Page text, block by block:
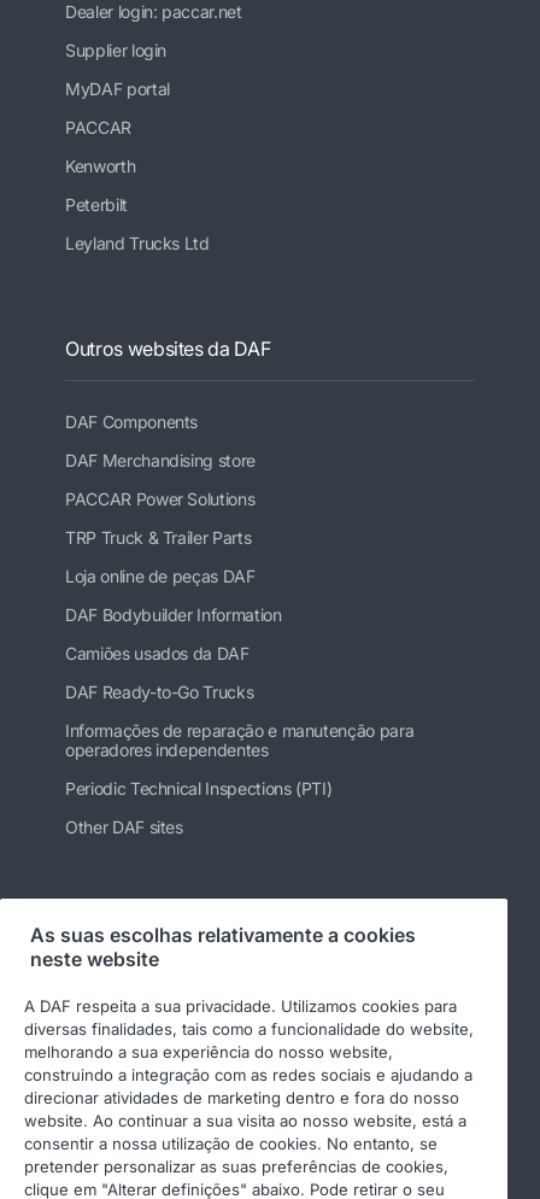
Dealer login: paccar.net
Supplier login
MyDAF portal
PACCAR
Kenworth
Peterbilt
Leyland Trucks Ltd
Outros websites da DAF
DAF Components
DAF Merchandising store
PACCAR Power Solutions
TRP Truck & Trailer Parts
Loja online de peças DAF
DAF Bodybuilder Information
Camiões usados da DAF
DAF Ready-to-Go Trucks
Informações de reparação e manutenção para
operadores independentes
Periodic Technical Inspections (PTI)
Other DAF sites
Siga-nos
© 2026 DAF
Aviso legal
As suas escolhas relativamente a cookies
neste website
A DAF respeita a sua privacidade. Utilizamos cookies para
diversas finalidades, tais como a funcionalidade do website,
melhorando a sua experiência do nosso website,
construindo a integração com as redes sociais e ajudando a
direcionar atividades de marketing dentro e fora do nosso
website. Ao continuar a sua visita ao nosso website, está a
consentir a nossa utilização de cookies. No entanto, se
pretender personalizar as suas preferências de cookies,
clique em "Alterar definições" abaixo. Pode retirar o seu